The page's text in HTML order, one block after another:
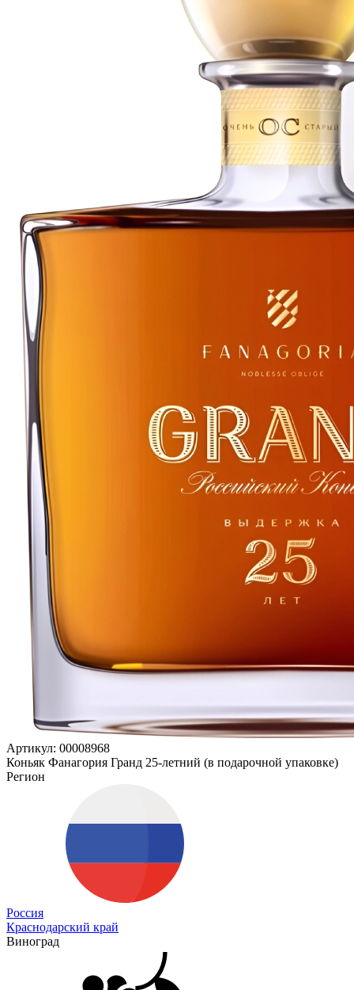
Артикул: 00008968
Коньяк Фанагория Гранд 25-летний (в подарочной упаковке)
Регион
Россия
Краснодарский край
Виноград